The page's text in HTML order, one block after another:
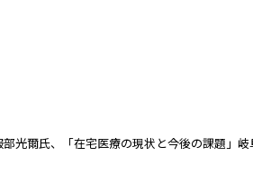
光爾氏、「在宅医療の現状と今後の課題」岐